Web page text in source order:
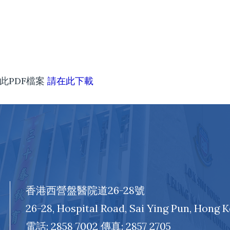
PDF檔案請在此下載
香港西營盤醫院道26-28號
26-28, Hospital Road, Sai Ying Pun, Hong
電話: 2858 7002 傳真: 2857 2705